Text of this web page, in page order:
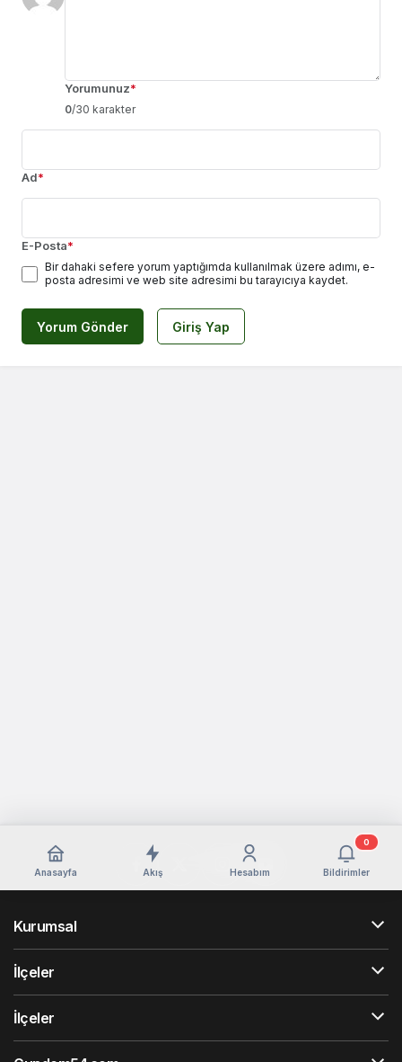
Yorumunuz*
0/30 karakter
Ad*
E-Posta*
Bir dahaki sefere yorum yaptığımda kullanılmak üzere adımı, e-
posta adresimi ve web site adresimi bu tarayıcıya kaydet.
Yorum Gönder Giriş Yap
Anasayfa Akış Hesabım Bildirimler
0
Kurumsal
İlçeler
İlçeler